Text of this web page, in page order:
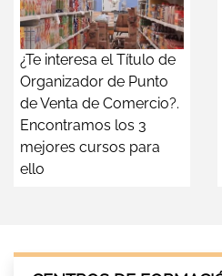
¿Te interesa el Título de
Organizador de Punto
de Venta de Comercio?.
Encontramos los 3
mejores cursos para
ello